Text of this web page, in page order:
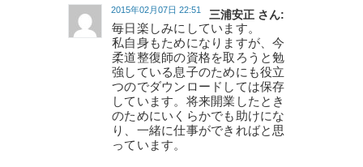
三浦安正 さん:
2015年02月07日 22:51
毎日楽しみにしています。
私自身もためになりますが、今
柔道整復師の資格を取ろうと勉
強している息子のためにも役立
つのでダウンロードしては保存
しています。将来開業したとき
のためにいくらかでも助けにな
り、一緒に仕事ができればと思
っています。